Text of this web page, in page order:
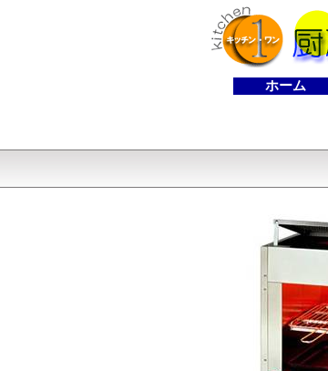
ホーム